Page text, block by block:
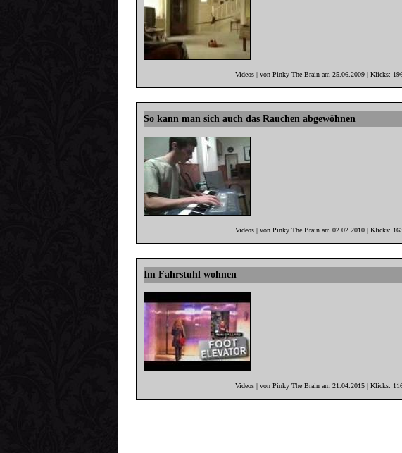
Videos | von Pinky The Brain am 25.06.2009 | Klicks:
So kann man sich auch das Rauchen abgewöhnen
Videos | von Pinky The Brain am 02.02.2010 | Klicks:
Im Fahrstuhl wohnen
Videos | von Pinky The Brain am 21.04.2015 | Klicks: